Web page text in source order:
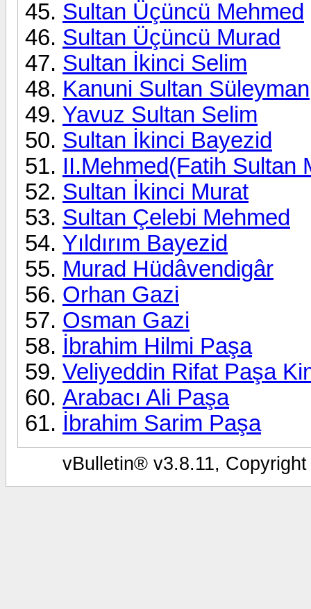
Sultan Üçüncü Mehmed
Sultan Üçüncü Murad
Sultan İkinci Selim
Kanuni Sultan Süleyman
Yavuz Sultan Selim
Sultan İkinci Bayezid
II.Mehmed(Fatih Sultan
Sultan İkinci Murat
Sultan Çelebi Mehmed
Yıldırım Bayezid
Murad Hüdâvendigâr
Orhan Gazi
Osman Gazi
İbrahim Hilmi Paşa
Veliyeddin Rifat Paşa
Arabacı Ali Paşa
İbrahim Sarim Paşa
vBulletin® v3.8.11,